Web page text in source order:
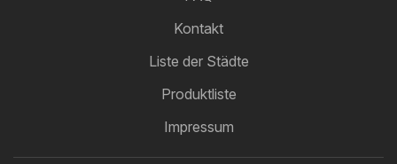
Kontakt
Liste der Städte
Produktliste
Impressum